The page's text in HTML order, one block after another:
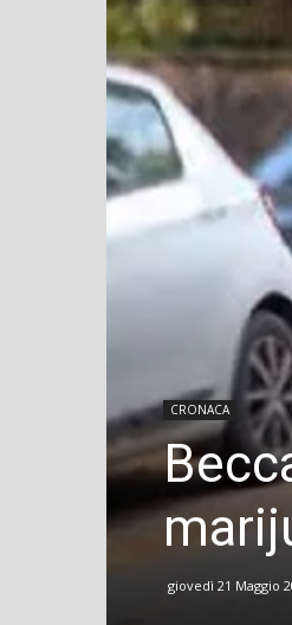
CRONACA
giovedì 21 Maggio